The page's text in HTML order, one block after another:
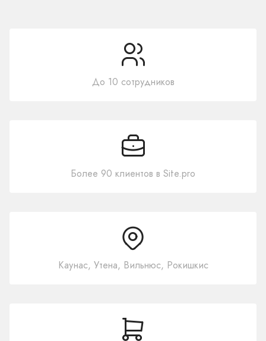
До 10 сотрудников
Более 90 клиентов в Site.pro
Каунас, Утена, Вильнюс, Рокишкис